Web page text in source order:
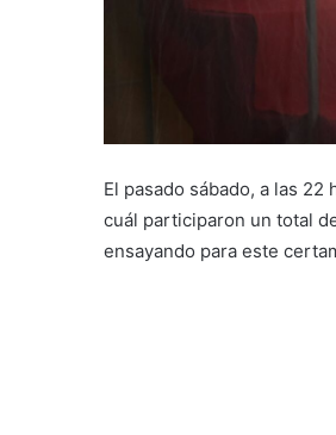
El pasado sábado, a las
cuál participaron un total
ensayando para este